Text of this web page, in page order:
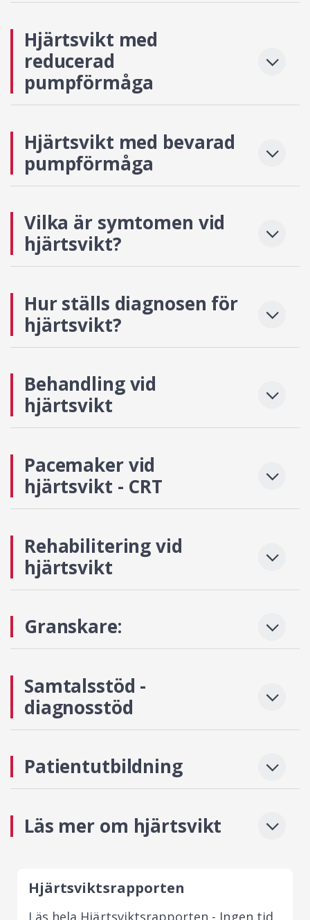
Hjärtsvikt med
reducerad
pumpförmåga
Hjärtsvikt med bevarad
pumpförmåga
Vilka är symtomen vid
hjärtsvikt?
Hur ställs diagnosen för
hjärtsvikt?
Behandling vid
hjärtsvikt
Pacemaker vid
hjärtsvikt - CRT
Rehabilitering vid
hjärtsvikt
Granskare:
Samtalsstöd -
diagnosstöd
Patientutbildning
Läs mer om hjärtsvikt
Hjärtsviktsrapporten
Läs hela Hjärtsviktsrapporten - Ingen tid